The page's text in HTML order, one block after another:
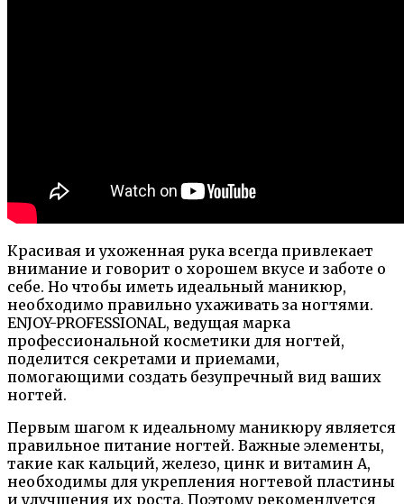
Красивая и ухоженная рука всегда привлекает
внимание и говорит о хорошем вкусе и заботе о
себе. Но чтобы иметь идеальный маникюр,
необходимо правильно ухаживать за ногтями.
ENJOY-PROFESSIONAL, ведущая марка
профессиональной косметики для ногтей,
поделится секретами и приемами,
помогающими создать безупречный вид ваших
ногтей.
Первым шагом к идеальному маникюру является
правильное питание ногтей. Важные элементы,
такие как кальций, железо, цинк и витамин А,
необходимы для укрепления ногтевой пластины
и улучшения их роста. Поэтому рекомендуется